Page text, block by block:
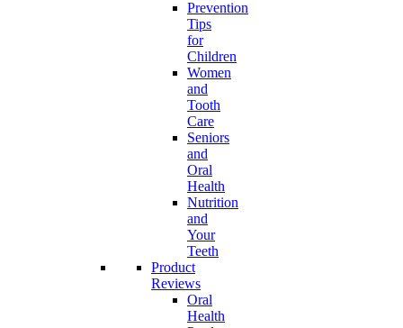
Prevention
Tips
for
Children
Women
and
Tooth
Care
Seniors
and
Oral
Health
Nutrition
and
Your
Teeth
Product
Reviews
Oral
Health